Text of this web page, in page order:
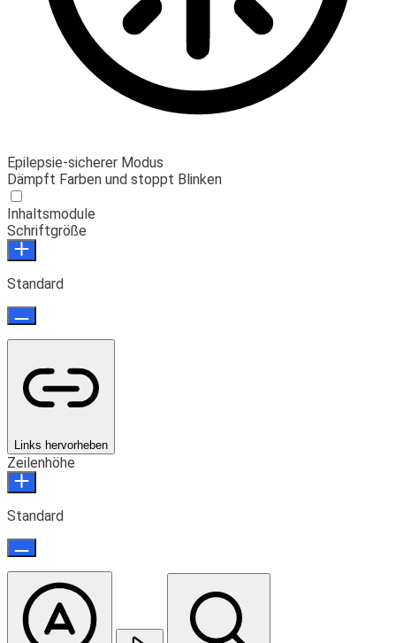
Epilepsie-sicherer Modus
Dämpft Farben und stoppt Blinken
Inhaltsmodule
Schriftgröße
Standard
Links hervorheben
Zeilenhöhe
Standard